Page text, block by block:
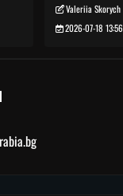
Valeriia Skorych
2026-07-18 13:56